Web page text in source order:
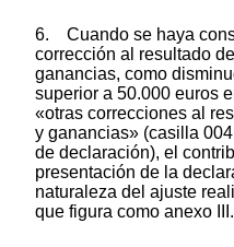
6. Cuando se haya
corrección al resultado
ganancias, como
superior a 50.000 euros
«otras correcciones al
y ganancias» (casilla
de declaración), el
presentación de la
naturaleza del ajuste
que figura como anexo III.